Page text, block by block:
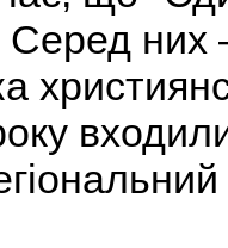
Серед них